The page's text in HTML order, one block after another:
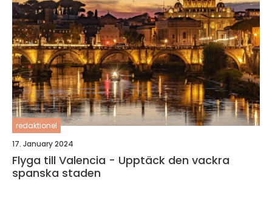
redaktionel
17. January 2024
Flyga till Valencia - Upptäck den vackra
spanska staden